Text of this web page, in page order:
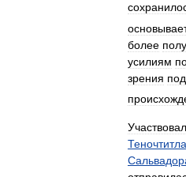
более
усилиям
зрения
Участвовал